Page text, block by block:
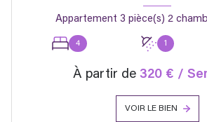
4 1
À partir de 320 € /
VOIR LE BIEN